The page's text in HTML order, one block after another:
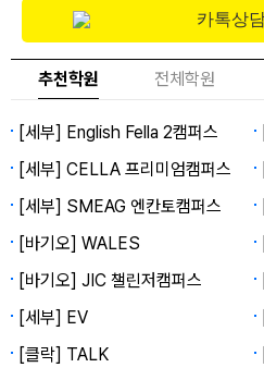
카톡상
추천학원 전체학원
[세부] English Fella 2캠퍼스
[세부] CELLA 프리미엄캠퍼스
[세부] SMEAG 엔칸토캠퍼스
[바기오] WALES
[바기오] JIC 챌린저캠퍼스
[세부] EV
[클락] TALK